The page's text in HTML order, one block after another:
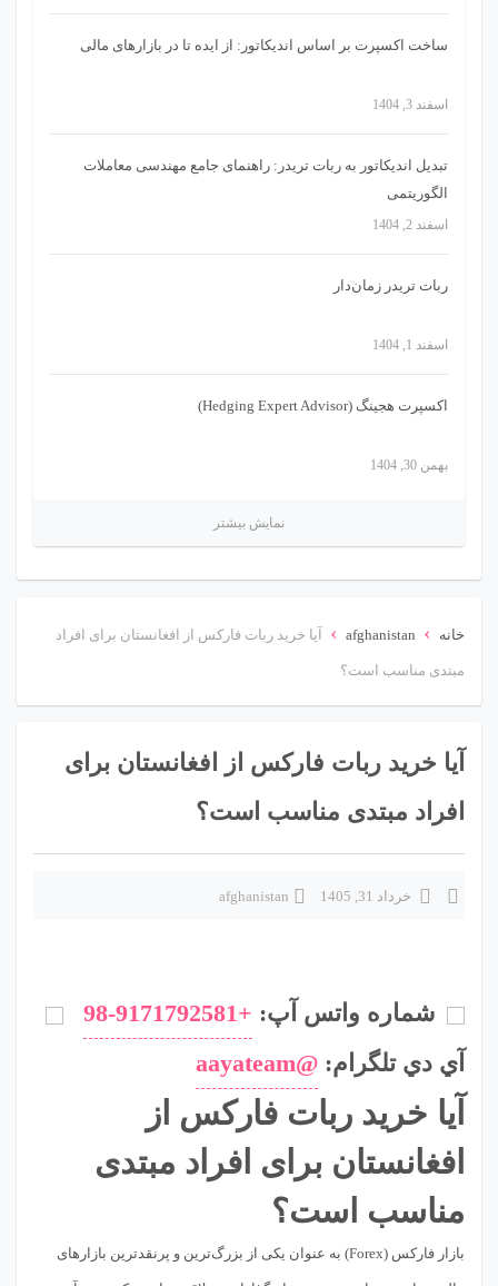
ساخت اکسپرت بر اساس اندیکاتور: از ایده تا در بازارهای مالی
اسفند 3, 1404
تبدیل اندیکاتور به ربات تریدر: راهنمای جامع مهندسی معاملات
الگوریتمی
اسفند 2, 1404
ربات تریدر زمان‌دار
اسفند 1, 1404
اکسپرت هجینگ (Hedging Expert Advisor)
بهمن 30, 1404
نمایش بیشتر
خانه ›
afghanistan
› آیا خرید ربات فارکس از افغانستان برای افراد
مبتدی مناسب است؟
آیا خرید ربات فارکس از افغانستان برای
افراد مبتدی مناسب است؟
خرداد 31, 1405 afghanistan
شماره واتس آپ: +98-9171792581
آي دي تلگرام: @aayateam
آیا خرید ربات فارکس از
افغانستان برای افراد مبتدی
مناسب است؟
بازار فارکس (Forex) به عنوان یکی از بزرگ‌ترین و پرنقدترین بازارهای